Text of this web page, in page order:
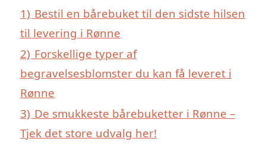
1) Bestil en bårebuket til den sidste hilsen
til levering i Rønne
2) Forskellige typer af
begravelsesblomster du kan få leveret i
Rønne
3) De smukkeste bårebuketter i Rønne –
Tjek det store udvalg her!